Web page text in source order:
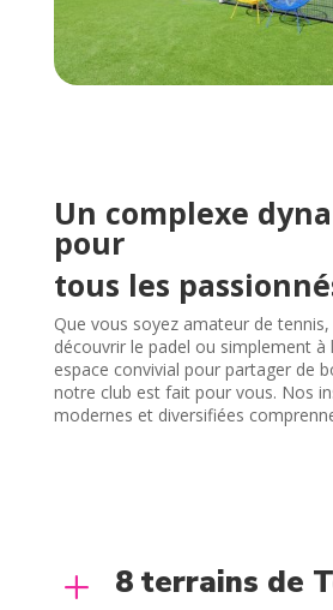
Un complexe
pour
tous les
Que vous soyez amateur de tennis,
découvrir le padel ou simplement à
espace convivial pour partager de
notre club est fait pour vous. Nos
modernes et diversifiées
L 8 terrains de